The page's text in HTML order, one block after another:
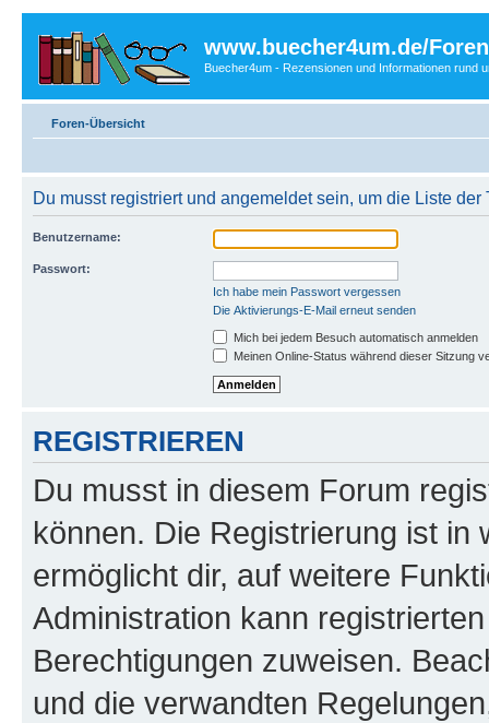
www.buecher4um.de/Foren
Buecher4um - Rezensionen und Informationen rund
Foren-Übersicht
Du musst registriert und angemeldet sein, um die Liste
Benutzername:
Passwort:
Ich habe mein Passwort vergessen
Die Aktivierungs-E-Mail erneut senden
Mich bei jedem Besuch automatisch anmelden
Meinen Online-Status während dieser Sitzung
REGISTRIEREN
Du musst in diesem Forum
können. Die Registrierung ist in
ermöglicht dir, auf weitere
Administration kann
Berechtigungen zuweisen.
und die verwandten